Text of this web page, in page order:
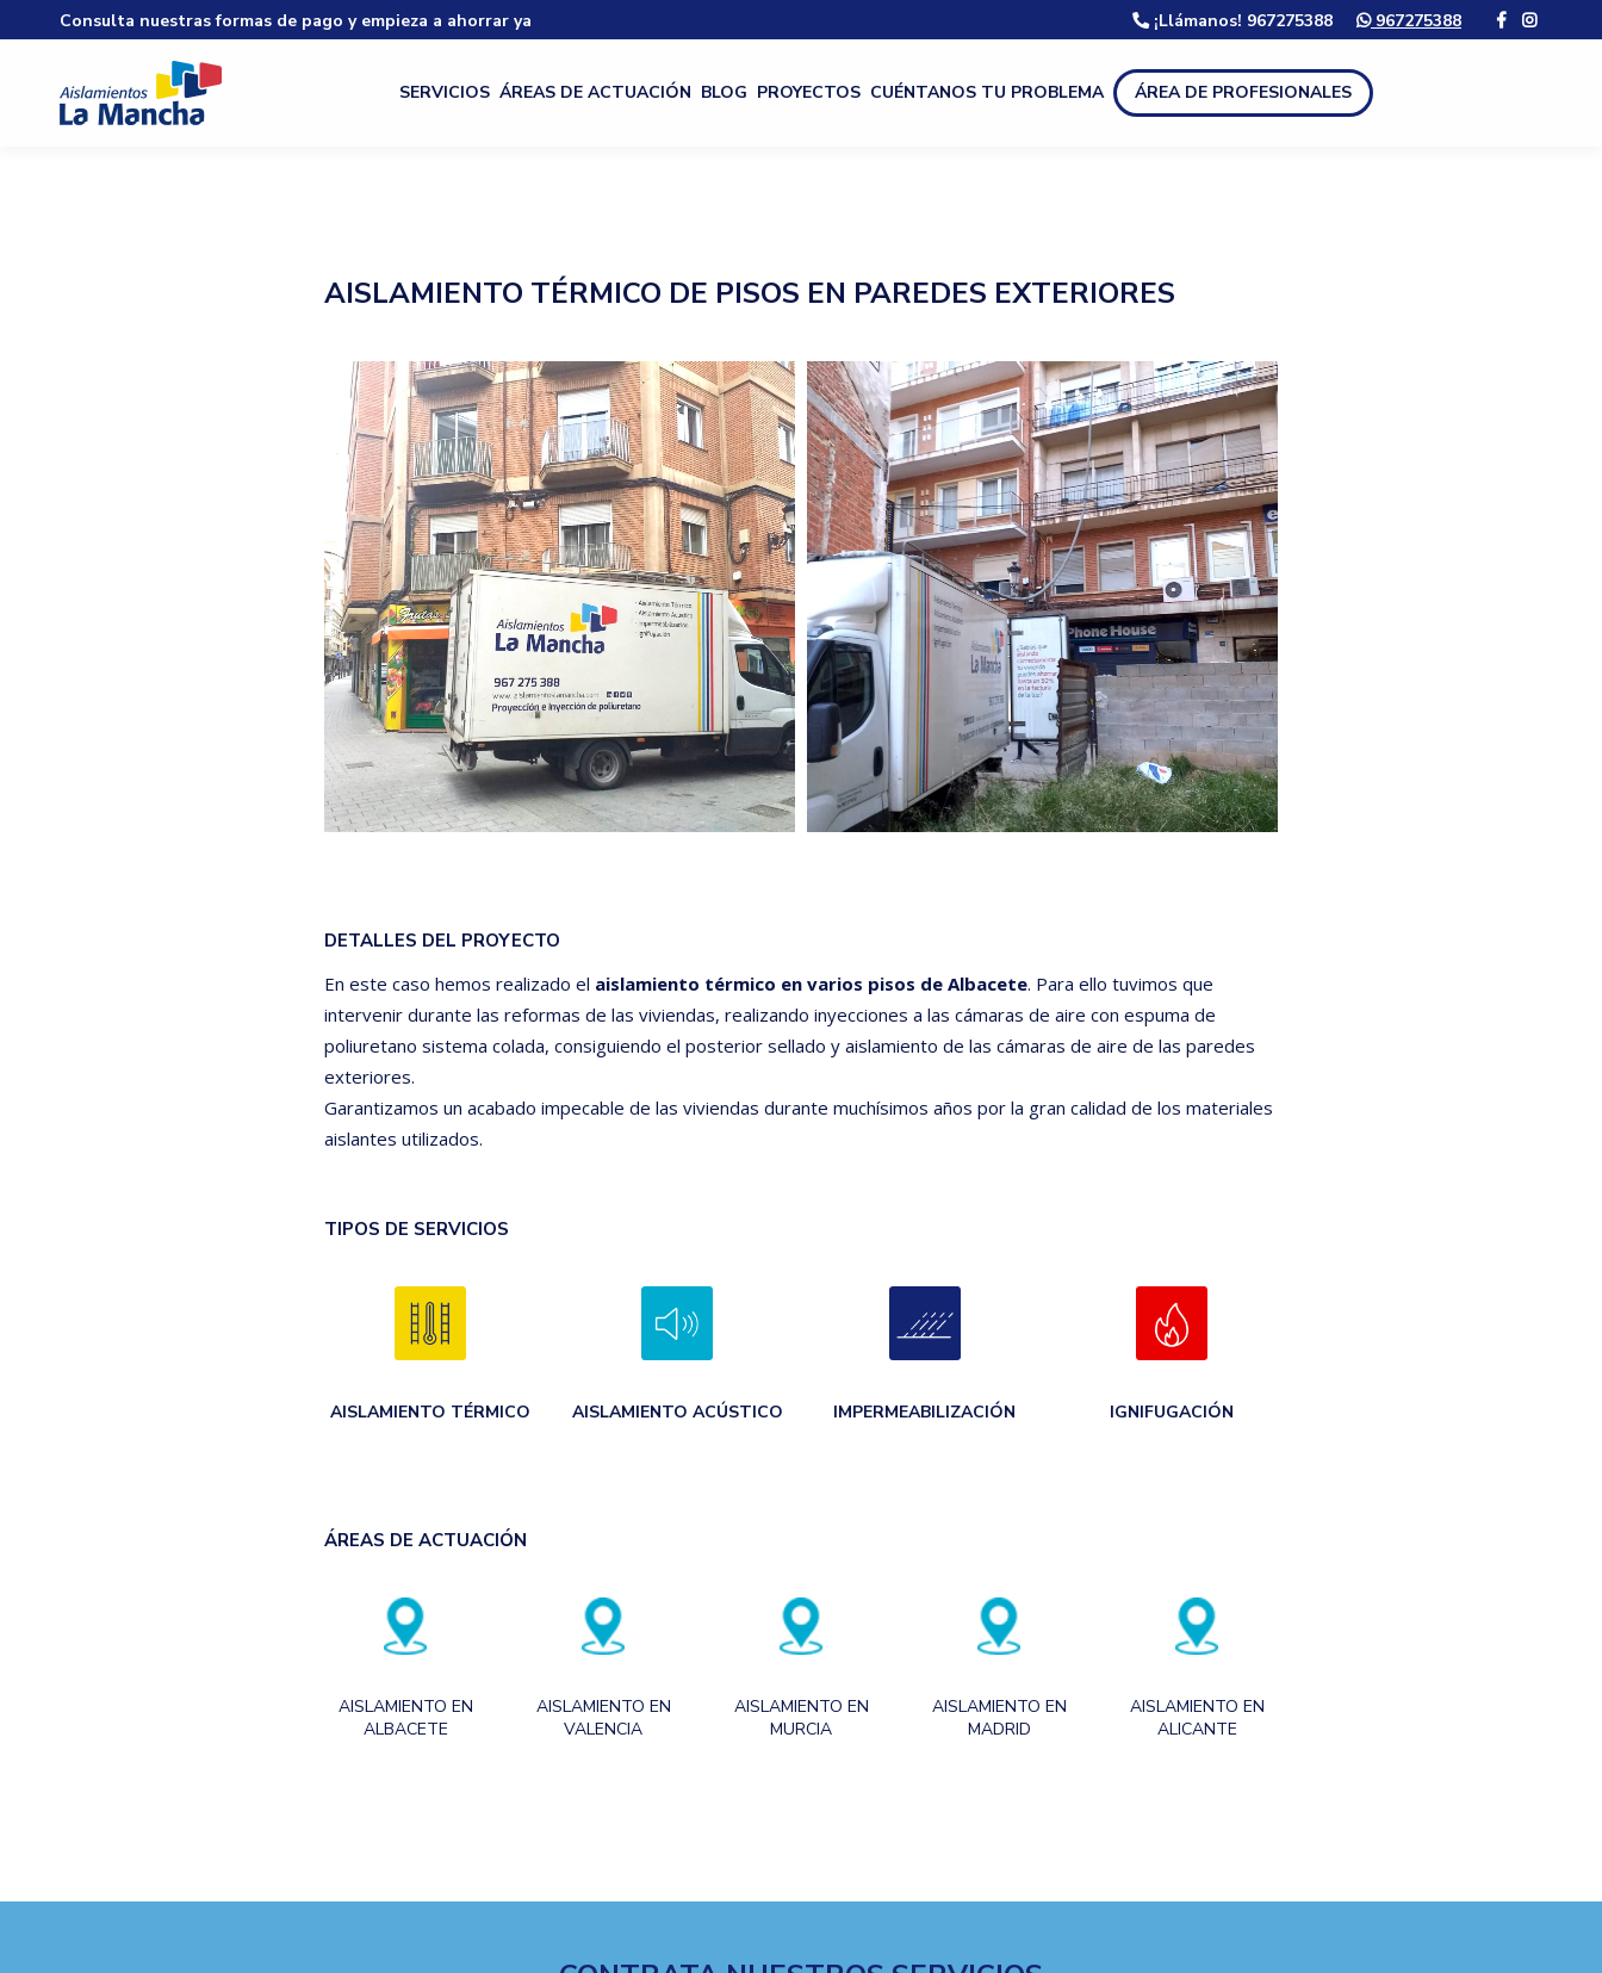
Consulta nuestras formas de pago y empieza a ahorrar ya ¡Llámanos! 967275388 967275388
SERVICIOS ÁREAS DE ACTUACIÓN BLOG PROYECTOS CUÉNTANOS TU PROBLEMA ÁREA DE PROFESIONALES
AISLAMIENTO TÉRMICO DE PISOS EN PAREDES EXTERIORES
DETALLES DEL PROYECTO
En este caso hemos realizado el aislamiento térmico en varios pisos de Albacete. Para ello tuvimos que
intervenir durante las reformas de las viviendas, realizando inyecciones a las cámaras de aire con espuma de
poliuretano sistema colada, consiguiendo el posterior sellado y aislamiento de las cámaras de aire de las paredes
exteriores.
Garantizamos un acabado impecable de las viviendas durante muchísimos años por la gran calidad de los materiales
aislantes utilizados.
TIPOS DE SERVICIOS
AISLAMIENTO TÉRMICO AISLAMIENTO ACÚSTICO IMPERMEABILIZACIÓN IGNIFUGACIÓN
ÁREAS DE ACTUACIÓN
AISLAMIENTO EN
ALBACETE
AISLAMIENTO EN
VALENCIA
AISLAMIENTO EN
MURCIA
AISLAMIENTO EN
MADRID
AISLAMIENTO EN
ALICANTE